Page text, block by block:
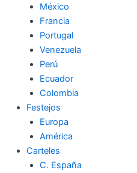
México
Francia
Portugal
Venezuela
Perú
Ecuador
Colombia
Festejos
Europa
América
Carteles
C. España